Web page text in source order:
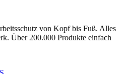
von Kopf bis Fuß. Alles
Über 200.000 Produkte einfach